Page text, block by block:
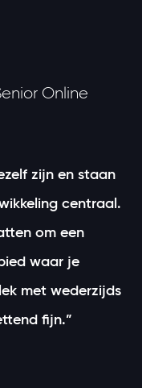
Online
zijn en staan
centraal.
om een
waar je
met wederzijds
fijn.”